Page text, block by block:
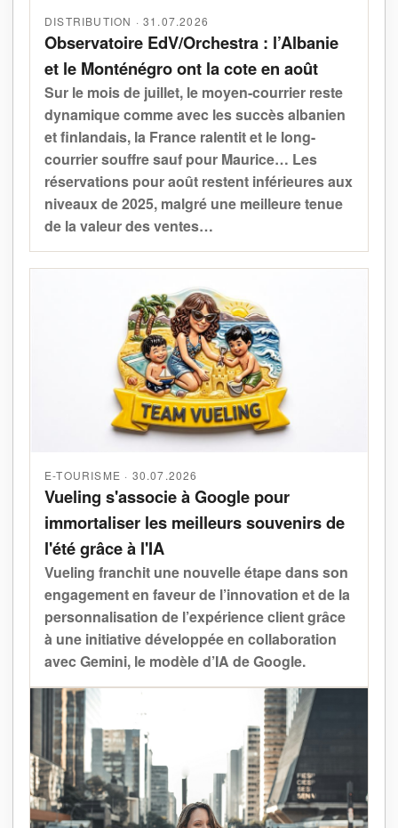
DISTRIBUTION · 31.07.2026
Observatoire EdV/Orchestra : l’Albanie
et le Monténégro ont la cote en août
Sur le mois de juillet, le moyen-courrier reste
dynamique comme avec les succès albanien
et finlandais, la France ralentit et le long-
courrier souffre sauf pour Maurice… Les
réservations pour août restent inférieures aux
niveaux de 2025, malgré une meilleure tenue
de la valeur des ventes…
E-TOURISME · 30.07.2026
Vueling s'associe à Google pour
immortaliser les meilleurs souvenirs de
l'été grâce à l'IA
Vueling franchit une nouvelle étape dans son
engagement en faveur de l’innovation et de la
personnalisation de l’expérience client grâce
à une initiative développée en collaboration
avec Gemini, le modèle d’IA de Google.